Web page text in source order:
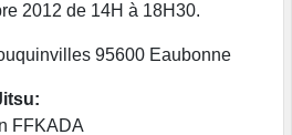
2012 de 14H à 18H30.
95600 Eaubonne
FFKADA